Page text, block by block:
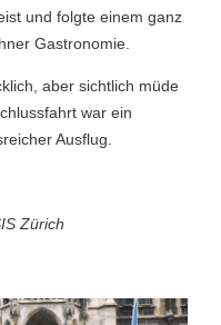
und folgte einem ganz
Gastronomie.
aber sichtlich müde
war ein
Ausflug.
Zürich